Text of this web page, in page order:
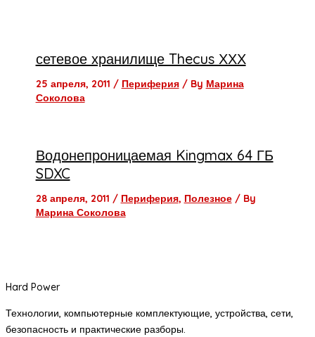
сетевое хранилище Thecus ХХХ
25 апреля, 2011 / Периферия/ By Марина
Соколова
Водонепроницаемая Kingmax 64 ГБ
SDXC
28 апреля, 2011 / Периферия, Полезное/ By
Марина Соколова
Hard Power
Технологии, компьютерные комплектующие, устройства, сети,
безопасность и практические разборы.